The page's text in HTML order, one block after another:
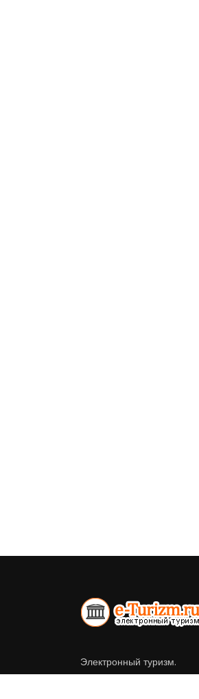
Электронный туризм.